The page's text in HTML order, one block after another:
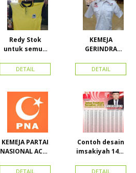
Redy Stok
untuk semua
Kerah Bahan PE
Dobel Rp.
DETAIL
KEMEJA
GERINDRA
BORDIR DAN
TOPI BAHAN
DETAIL
KEMEJA PARTAI
NASIONAL ACEH
PKPI, dan
DETAIL
Contoh desain
imsakiyah 1434
cetak
DETAIL